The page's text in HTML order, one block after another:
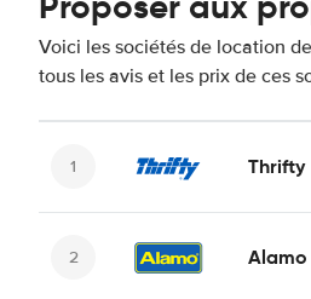
Voici les sociétés de location
tous les avis et les prix de ces
Thrifty
Alamo